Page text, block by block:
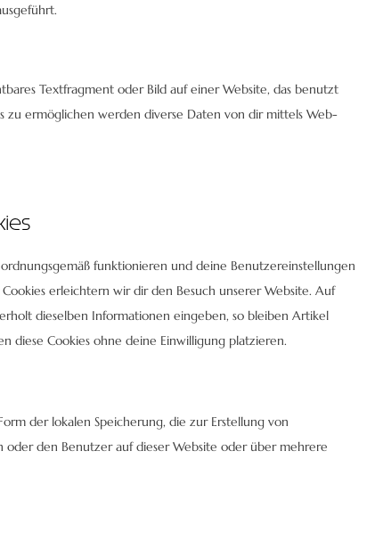
Textfragment oder Bild auf einer Website, das benutzt
zu ermöglichen werden diverse Daten von dir mittels Web-
funktionieren und deine Benutzereinstellungen
erleichtern wir dir den Besuch unserer Website. Auf
dieselben Informationen eingeben, so bleiben Artikel
diese Cookies ohne deine Einwilligung platzieren.
der lokalen Speicherung, die zur Erstellung von
den Benutzer auf dieser Website oder über mehrere